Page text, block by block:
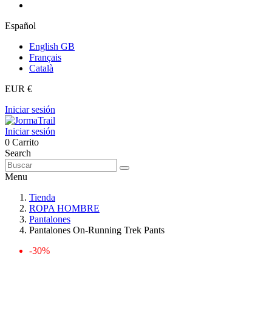
Español
English GB
Français
Català
EUR €
Iniciar sesión
Iniciar sesión
0 Carrito
Search
Menu
Tienda
ROPA HOMBRE
Pantalones
Pantalones On-Running Trek Pants
-30%